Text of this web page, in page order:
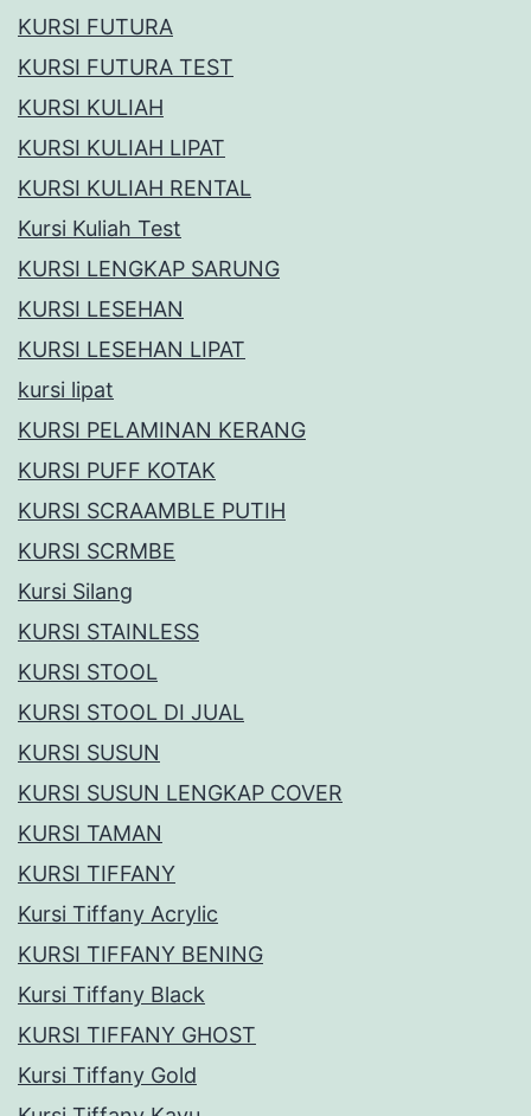
KURSI FUTURA
KURSI FUTURA TEST
KURSI KULIAH
KURSI KULIAH LIPAT
KURSI KULIAH RENTAL
Kursi Kuliah Test
KURSI LENGKAP SARUNG
KURSI LESEHAN
KURSI LESEHAN LIPAT
kursi lipat
KURSI PELAMINAN KERANG
KURSI PUFF KOTAK
KURSI SCRAAMBLE PUTIH
KURSI SCRMBE
Kursi Silang
KURSI STAINLESS
KURSI STOOL
KURSI STOOL DI JUAL
KURSI SUSUN
KURSI SUSUN LENGKAP COVER
KURSI TAMAN
KURSI TIFFANY
Kursi Tiffany Acrylic
KURSI TIFFANY BENING
Kursi Tiffany Black
KURSI TIFFANY GHOST
Kursi Tiffany Gold